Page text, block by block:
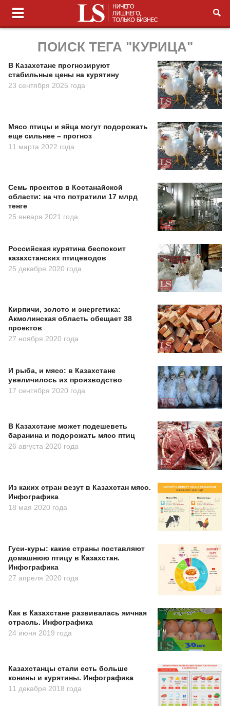
ПОИСК ТЕГА "КУРИЦА"
В Казахстане прогнозируют
стабильные цены на курятину
23 сентября 2025 года
Мясо птицы и яйца могут подорожать
еще сильнее – прогноз
11 марта 2022 года
Семь проектов в Костанайской
области: на что потратили 17 млрд
тенге
25 января 2021 года
Российская курятина беспокоит
казахстанских птицеводов
25 декабря 2020 года
Кирпичи, золото и энергетика:
Акмолинская область обещает 38
проектов
27 ноября 2020 года
И рыба, и мясо: в Казахстане
увеличилось их производство
17 сентября 2020 года
В Казахстане может подешеветь
баранина и подорожать мясо птиц
26 августа 2020 года
Из каких стран везут в Казахстан мясо.
Инфографика
18 мая 2020 года
Гуси-куры: какие страны поставляют
домашнюю птицу в Казахстан.
Инфографика
27 апреля 2020 года
Как в Казахстане развивалась яичная
отрасль. Инфографика
24 июня 2019 года
Казахстанцы стали есть больше
конины и курятины. Инфографика
11 декабря 2018 года